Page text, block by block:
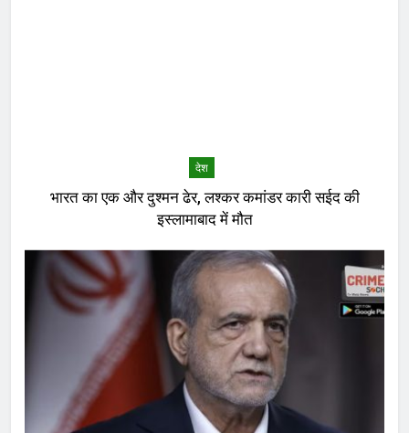
देश
भारत का एक और दुश्मन ढेर, लश्कर कमांडर कारी सईद की
इस्लामाबाद में मौत